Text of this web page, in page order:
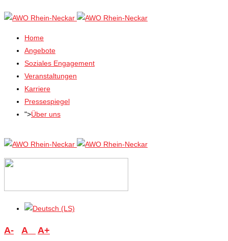
Home
Angebote
Soziales Engagement
Veranstaltungen
Karriere
Pressespiegel
">Über uns
A- A A+